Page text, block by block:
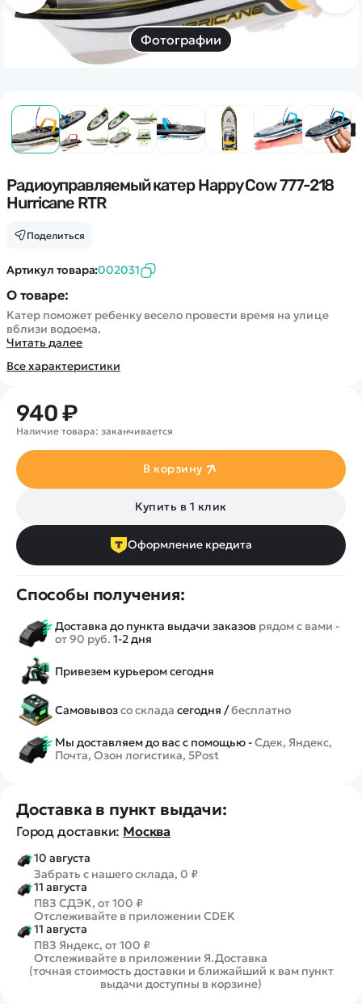
Фотографии
Радиоуправляемый катер Happy Cow 777-218
Hurricane RTR
Поделиться
Артикул товара:002031
О товаре:
Катер поможет ребенку весело провести время на улице
вблизи водоема.
Читать далее
Все характеристики
940 ₽
Наличие товара: заканчивается
В корзину
Купить в 1 клик
Оформление кредита
Способы получения:
Доставка до пункта выдачи заказов рядом с вами -
от 90 руб. 1-2 дня
Привезем курьером сегодня
Самовывозсо склада сегодня /бесплатно
Мы доставляем до вас с помощью -Сдек, Яндекс,
Почта, Озон логистика, 5Post
Доставка в пункт выдачи:
Город доставки: Москва
10 августа
Забрать с нашего склада, 0 ₽
11 августа
ПВЗ СДЭК, от 100 ₽
Отслеживайте в приложении CDEK
11 августа
ПВЗ Яндекс, от 100 ₽
Отслеживайте в приложении Я.Доставка
(точная стоимость доставки и ближайший к вам пункт
выдачи доступны в корзине)
Дополнительный способ связи
WhatsApp/Мобильный
Есть вопрос? Можем связаться с вами
Заказать звонок
Квадрокоптеры
Машинки
Танки
Вертолеты
Роботы
Самолеты
Сборные модели
Детские электромобили
Железные дороги
Запчасти для моделей
Информация
Оптовые продажи
Блог
Обзор квадрокоптеров
Аренда Квадрокоптеров
Покупка в кредит
Покупателю
Контакты
Оплата и доставка
Помощь
Отследить заказ
Оплата на сайте